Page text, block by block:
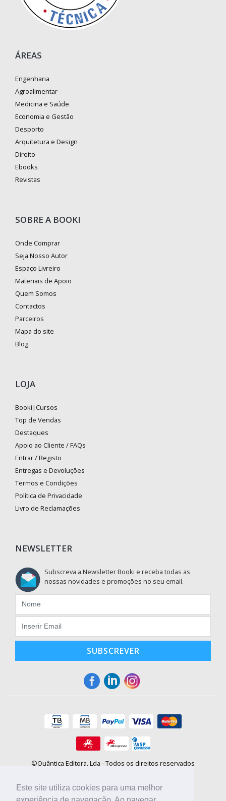
Este site utiliza cookies para uma melhor
ÁREAS
Engenharia
Agroalimentar
Medicina e Saúde
Economia e Gestão
Desporto
Arquitetura e Design
Direito
Ebooks
Revistas
SOBRE A BOOKI
Onde Comprar
Seja Nosso Autor
Espaço Livreiro
Materiais de Apoio
Quem Somos
Contactos
Parceiros
Mapa do site
Blog
LOJA
Booki|Cursos
Top de Vendas
Destaques
Apoio ao Cliente / FAQs
Entrar / Registo
Entregas e Devoluções
Termos e Condições
Política de Privacidade
Livro de Reclamações
NEWSLETTER
Subscreva a Newsletter Booki e receba todas as
nossas novidades e promoções no seu email.
SUBSCREVER
©Quântica Editora, Lda - Todos os direitos reservados
E-mail: info@booki.pt
Tel.: +351 220 104 872(custo de chamada para a rede fixa